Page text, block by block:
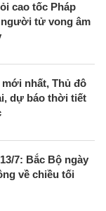
cao tốc Pháp
người tử vong âm
nhất, Thủ đô
dự báo thời tiết
7: Bắc Bộ ngày
về chiều tối